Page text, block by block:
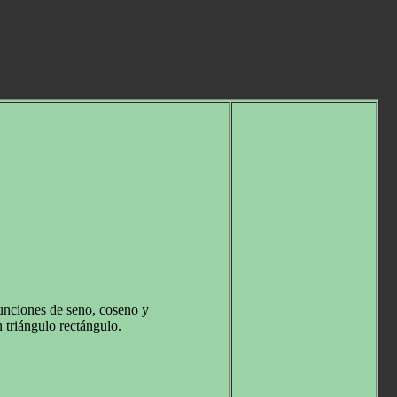
de seno, coseno y
triángulo rectángulo.